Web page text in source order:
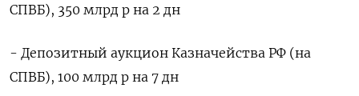
СПВБ), 350 млрд р на 2 дн
- Депозитный аукцион Казначейства РФ (на
СПВБ), 100 млрд р на 7 дн